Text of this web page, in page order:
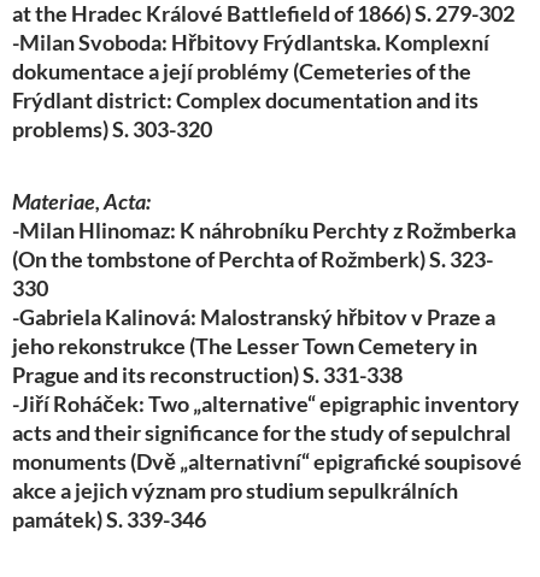
at the Hradec Králové Battlefield of 1866) S. 279-302
-Milan Svoboda: Hřbitovy Frýdlantska. Komplexní
dokumentace a její problémy (Cemeteries of the
Frýdlant district: Complex documentation and its
problems) S. 303-320
Materiae, Acta:
-Milan Hlinomaz: K náhrobníku Perchty z Rožmberka
(On the tombstone of Perchta of Rožmberk) S. 323-
330
-Gabriela Kalinová: Malostranský hřbitov v Praze a
jeho rekonstrukce (The Lesser Town Cemetery in
Prague and its reconstruction) S. 331-338
-Jiří Roháček: Two „alternative“ epigraphic inventory
acts and their significance for the study of sepulchral
monuments (Dvě „alternativní“ epigrafické soupisové
akce a jejich význam pro studium sepulkrálních
památek) S. 339-346